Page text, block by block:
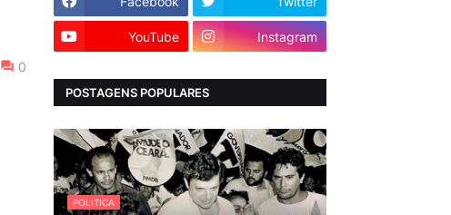
0
YouTube Instagram
POSTAGENS POPULARES
POLITICA